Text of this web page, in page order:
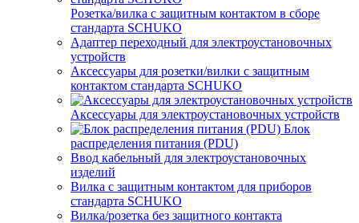
Розетка/вилка с защитным контактом в сборе
стандарта SCHUKO
Адаптер переходный для электроустановочных
устройств
Аксессуары для розетки/вилки с защитным
контактом стандарта SCHUKO
Аксессуары для электроустановочных устройств
Блок
распределения питания (PDU)
Ввод кабельный для электроустановочных
изделий
Вилка с защитным контактом для приборов
стандарта SCHUKO
Вилка/розетка без защитного контакта